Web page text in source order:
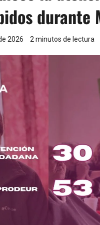
durante
2026 2 minutos de lectura